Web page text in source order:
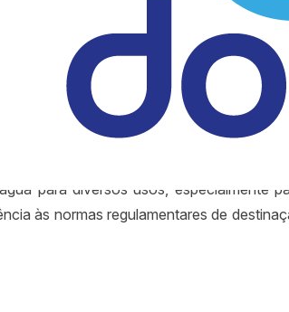
e excelência,
de água, reuso de água para fins
elementos filtrantes, monitoramento de
resinas, cartuchos e outros.
para diversos usos, especialmente
às normas regulamentares de